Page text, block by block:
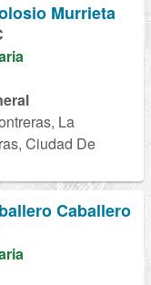
Murrieta
La
Ciudad De
Caballero